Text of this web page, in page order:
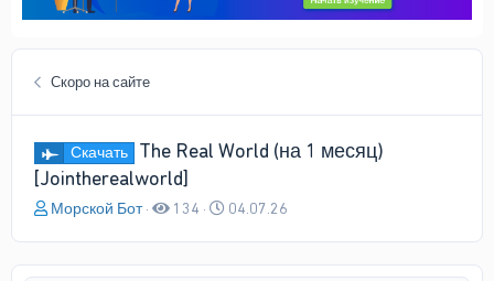
Скоро на сайте
Скачать
The Real World (на 1 месяц)
[Jointherealworld]
А
о
Морской Бот 134
Д
а
04.07.26